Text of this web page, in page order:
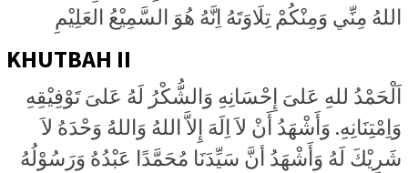
اللهُ مِنِّي وَمِنْكُمْ تِلَاوَتَهُ اِنَّهُ هُوَ السَّمِيْعُ العَلِيْمِ
KHUTBAH II
اَلْحَمْدُ للهِ عَلىَ إِحْسَانِهِ وَالشُّكْرُ لَهُ عَلىَ تَوْفِيْقِهِ
وَاِمْتِنَانِهِ. وَأَشْهَدُ أَنْ لاَ اِلَهَ إِلاَّ اللهُ وَاللهُ وَحْدَهُ لاَ
شَرِيْكَ لَهُ وَأَشْهَدُ أنَّ سَيِّدَنَا مُحَمَّدًا عَبْدُهُ وَرَسُوْلُهُ